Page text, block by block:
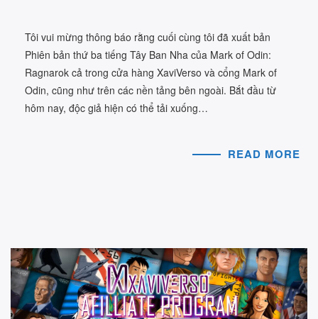
Tôi vui mừng thông báo rằng cuối cùng tôi đã xuất bản
Phiên bản thứ ba tiếng Tây Ban Nha của Mark of Odin:
Ragnarok cả trong cửa hàng XaviVerso và cổng Mark of
Odin, cũng như trên các nền tảng bên ngoài. Bắt đầu từ
hôm nay, độc giả hiện có thể tải xuống…
READ MORE